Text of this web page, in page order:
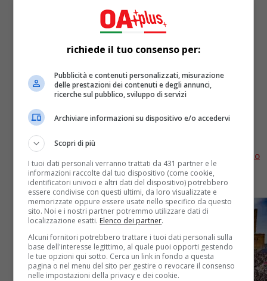
2 anni fa
Matteo Renzi ed Elly Schleyn
abbracciati durante la Partita del
Cuore
I due leader politici si sono avvicinati durante il calcio
dei rigori andando oltre le fazioni di partito. Il
commento di Renzi: "E' il magico potere...
richiede il tuo consenso per:
Pubblicità e contenuti personalizzati, misurazione
delle prestazioni dei contenuti e degli annunci,
ricerche sul pubblico, sviluppo di servizi
Archiviare informazioni su dispositivo e/o accedervi
Scopri di più
I tuoi dati personali verranno trattati da 431 partner e le
informazioni raccolte dal tuo dispositivo (come cookie,
identificatori univoci e altri dati del dispositivo) potrebbero
essere condivise con questi ultimi, da loro visualizzate e
memorizzate oppure essere usate nello specifico da questo
sito. Noi e i nostri partner potremmo utilizzare dati di
localizzazione esatti. Elenco dei partner.
Alcuni fornitori potrebbero trattare i tuoi dati personali sulla
base dell'interesse legittimo, al quale puoi opporti gestendo
le tue opzioni qui sotto. Cerca un link in fondo a questa
pagina o nel menu del sito per gestire o revocare il consenso
nelle impostazioni della privacy e dei cookie.